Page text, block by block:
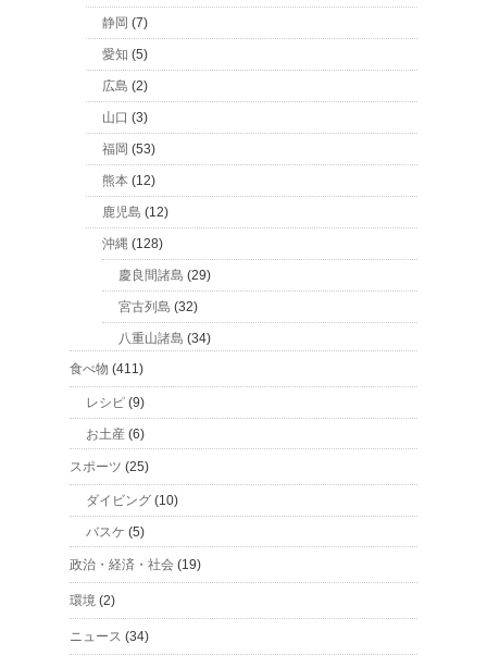
静岡 (7)
愛知 (5)
広島 (2)
山口 (3)
福岡 (53)
熊本 (12)
鹿児島 (12)
沖縄 (128)
慶良間諸島 (29)
宮古列島 (32)
八重山諸島 (34)
食べ物 (411)
レシピ (9)
お土産 (6)
スポーツ (25)
ダイビング (10)
バスケ (5)
政治・経済・社会 (19)
環境 (2)
ニュース (34)